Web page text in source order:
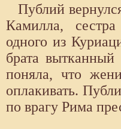
Публий
Камилла,
одного из
брата
поняла, что
оплакивать.
по врагу Рима